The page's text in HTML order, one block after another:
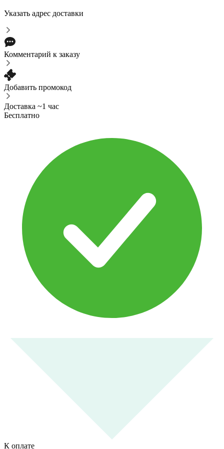
Указать адрес доставки
Комментарий к заказу
Добавить промокод
Доставка ~1 час
Бесплатно
К оплате